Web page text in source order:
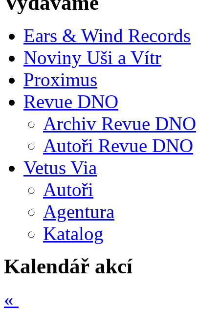
Ears & Wind Records
Noviny Uši a Vítr
Proximus
Revue DNO
Archiv Revue DNO
Autoři Revue DNO
Vetus Via
Autoři
Agentura
Katalog
Kalendář akcí
«